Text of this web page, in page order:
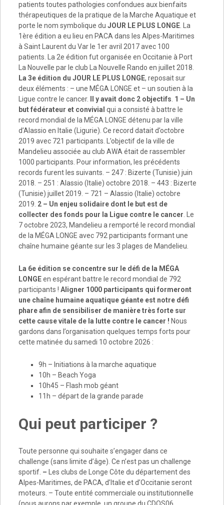
patients toutes pathologies confondues aux bienfaits
thérapeutiques de la pratique de la Marche Aquatique et
porte le nom symbolique du JOUR LE PLUS LONGE. La
1ère édition a eu lieu en PACA dans les Alpes-Maritimes
à Saint Laurent du Var le 1er avril 2017 avec 100
patients. La 2e édition fut organisée en Occitanie à Port
La Nouvelle par le club La Nouvelle Rando en juillet 2018.
La 3e édition du JOUR LE PLUS LONGE, reposait sur
deux éléments : – une MÉGA LONGE et – un soutien à la
Ligue contre le cancer.
Il y avait donc 2 objectifs. 1 – Un
but fédérateur et convivial qui a consisté à battre le
record mondial de la MÉGA LONGE détenu par la ville
d’Alassio en Italie (Ligurie). Ce record datait d’octobre
2019 avec 721 participants. L’objectif de la ville de
Mandelieu associée au club AWA était de rassembler
1000 participants. Pour information, les précédents
records furent les suivants. – 247 : Bizerte (Tunisie) juin
2018. – 251 : Alassio (Italie) octobre 2018. – 443 : Bizerte
(Tunisie) juillet 2019. – 721 – Alassio (Italie) octobre
2019. 2 – Un enjeu solidaire dont le but est de
collecter des fonds pour la Ligue contre le cancer. Le
7 octobre 2023, Mandelieu a remporté le record mondial
de la MÉGA LONGE avec 792 participants formant une
chaîne humaine géante sur les 3 plages de Mandelieu.
La 6e édition se concentre sur le défi de la MÉGA
LONGEen espérant battre le record mondial de 792
participants ! Aligner 1000 participants qui formeront
une chaîne humaine aquatique géante est notre défi
phare afin de sensibiliser de manière très forte sur
cette cause vitale de la lutte contre le cancer ! Nous
gardons dans l’organisation quelques temps forts pour
cette matinée du samedi 10 octobre 2026 :
9h – Initiations à la marche aquatique
10h – Beach Yoga
10h45 – Flash mob géant
11h – départ de la grande parade
Qui peut participer ?
Toute personne qui souhaite s’engager dans ce
challenge (sans limite d’âge). Ce n’est pas un challenge
sportif. – Les clubs de Longe Côte du département des
Alpes-Maritimes, de PACA, d’Italie et d’Occitanie seront
moteurs. – Toute entité commerciale ou institutionnelle